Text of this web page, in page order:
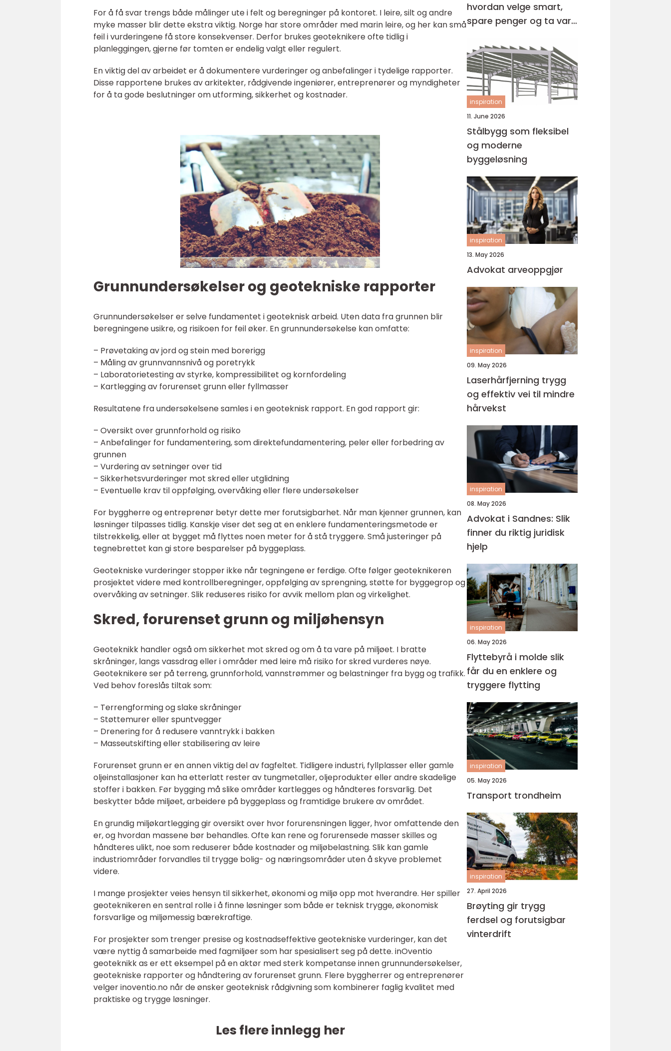
For å få svar trengs både målinger ute i felt og beregninger på kontoret. I leire, silt og andre
myke masser blir dette ekstra viktig. Norge har store områder med marin leire, og her kan små
feil i vurderingene få store konsekvenser. Derfor brukes geoteknikere ofte tidlig i
planleggingen, gjerne før tomten er endelig valgt eller regulert.
En viktig del av arbeidet er å dokumentere vurderinger og anbefalinger i tydelige rapporter.
Disse rapportene brukes av arkitekter, rådgivende ingeniører, entreprenører og myndigheter
for å ta gode beslutninger om utforming, sikkerhet og kostnader.
Grunnundersøkelser og geotekniske rapporter
Grunnundersøkelser er selve fundamentet i geoteknisk arbeid. Uten data fra grunnen blir
beregningene usikre, og risikoen for feil øker. En grunnundersøkelse kan omfatte:
– Prøvetaking av jord og stein med borerigg
– Måling av grunnvannsnivå og poretrykk
– Laboratorietesting av styrke, kompressibilitet og kornfordeling
– Kartlegging av forurenset grunn eller fyllmasser
Resultatene fra undersøkelsene samles i en geoteknisk rapport. En god rapport gir:
– Oversikt over grunnforhold og risiko
– Anbefalinger for fundamentering, som direktefundamentering, peler eller forbedring av
grunnen
– Vurdering av setninger over tid
– Sikkerhetsvurderinger mot skred eller utglidning
– Eventuelle krav til oppfølging, overvåking eller flere undersøkelser
For byggherre og entreprenør betyr dette mer forutsigbarhet. Når man kjenner grunnen, kan
løsninger tilpasses tidlig. Kanskje viser det seg at en enklere fundamenteringsmetode er
tilstrekkelig, eller at bygget må flyttes noen meter for å stå tryggere. Små justeringer på
tegnebrettet kan gi store besparelser på byggeplass.
Geotekniske vurderinger stopper ikke når tegningene er ferdige. Ofte følger geoteknikeren
prosjektet videre med kontrollberegninger, oppfølging av sprengning, støtte for byggegrop og
overvåking av setninger. Slik reduseres risiko for avvik mellom plan og virkelighet.
Skred, forurenset grunn og miljøhensyn
Geoteknikk handler også om sikkerhet mot skred og om å ta vare på miljøet. I bratte
skråninger, langs vassdrag eller i områder med leire må risiko for skred vurderes nøye.
Geoteknikere ser på terreng, grunnforhold, vannstrømmer og belastninger fra bygg og trafikk.
Ved behov foreslås tiltak som:
– Terrengforming og slake skråninger
– Støttemurer eller spuntvegger
– Drenering for å redusere vanntrykk i bakken
– Masseutskifting eller stabilisering av leire
Forurenset grunn er en annen viktig del av fagfeltet. Tidligere industri, fyllplasser eller gamle
oljeinstallasjoner kan ha etterlatt rester av tungmetaller, oljeprodukter eller andre skadelige
stoffer i bakken. Før bygging må slike områder kartlegges og håndteres forsvarlig. Det
beskytter både miljøet, arbeidere på byggeplass og framtidige brukere av området.
En grundig miljøkartlegging gir oversikt over hvor forurensningen ligger, hvor omfattende den
er, og hvordan massene bør behandles. Ofte kan rene og forurensede masser skilles og
håndteres ulikt, noe som reduserer både kostnader og miljøbelastning. Slik kan gamle
industriområder forvandles til trygge bolig- og næringsområder uten å skyve problemet
videre.
I mange prosjekter veies hensyn til sikkerhet, økonomi og miljø opp mot hverandre. Her spiller
geoteknikeren en sentral rolle i å finne løsninger som både er teknisk trygge, økonomisk
forsvarlige og miljømessig bærekraftige.
For prosjekter som trenger presise og kostnadseffektive geotekniske vurderinger, kan det
være nyttig å samarbeide med fagmiljøer som har spesialisert seg på dette. inOventio
geoteknikk as er ett eksempel på en aktør med sterk kompetanse innen grunnundersøkelser,
geotekniske rapporter og håndtering av forurenset grunn. Flere byggherrer og entreprenører
velger inoventio.no når de ønsker geoteknisk rådgivning som kombinerer faglig kvalitet med
praktiske og trygge løsninger.
Les flere innlegg her
hvordan velge smart,
spare penger og ta vare
inspiration
11. June 2026
Stålbygg som fleksibel
og moderne
byggeløsning
inspiration
13. May 2026
Advokat arveoppgjør
inspiration
09. May 2026
Laserhårfjerning trygg
og effektiv vei til mindre
hårvekst
inspiration
08. May 2026
Advokat i Sandnes: Slik
finner du riktig juridisk
hjelp
inspiration
06. May 2026
Flyttebyrå i molde slik
får du en enklere og
tryggere flytting
inspiration
05. May 2026
Transport trondheim
inspiration
27. April 2026
Brøyting gir trygg
ferdsel og forutsigbar
vinterdrift